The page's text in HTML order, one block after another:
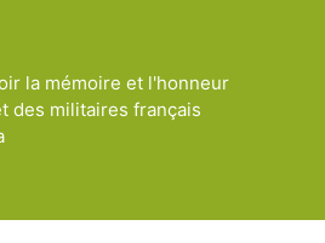
la mémoire et l'honneur
des militaires français